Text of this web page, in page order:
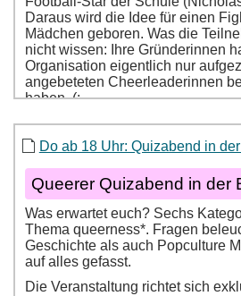
Do ab 18 Uhr: Quizabend in